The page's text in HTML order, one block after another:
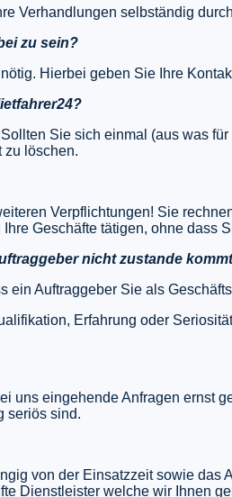
Verhandlungen selbständig
zu sein?
Hierbei geben Sie Ihre
Sie sich einmal (aus was
zu löschen.
Verpflichtungen! Sie
Geschäfte tätigen, ohne dass
nicht zustande
ein Auftraggeber Sie als
Erfahrung oder
uns eingehende Anfragen ernst
seriös sind.
von der Einsatzzeit sowie
Dienstleister welche wir Ihnen